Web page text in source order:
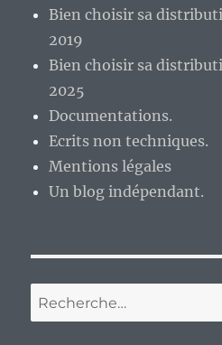
Bien choisir sa
2019
Bien choisir sa
2025
Documentations.
Ecrits non techniques.
Mentions légales
Un blog indépendant.
Recherche
pour :